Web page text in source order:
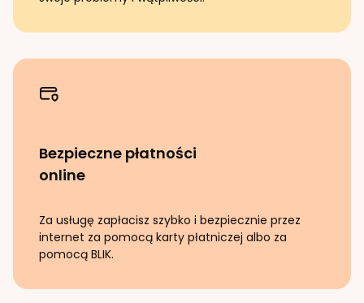
Bezpieczne płatności
online
Za usługę zapłacisz szybko i bezpiecznie przez
internet za pomocą karty płatniczej albo za
pomocą BLIK.